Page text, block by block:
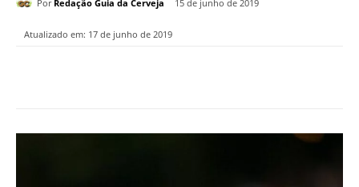
Por Redação Guia da Cerveja 15 de junho de 2019
Atualizado em: 17 de junho de 2019